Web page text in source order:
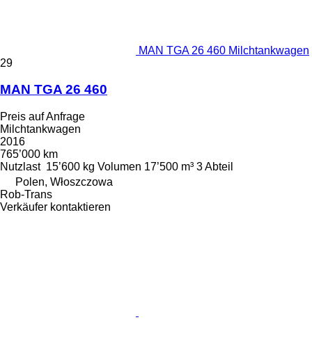
MAN TGA 26 460 Milchtankwagen
29
MAN TGA 26 460
Preis auf Anfrage
Milchtankwagen
2016
765’000 km
Nutzlast 15’600 kg Volumen 17’500 m³ 3 Abteil
Polen, Włoszczowa
Rob-Trans
Verkäufer kontaktieren